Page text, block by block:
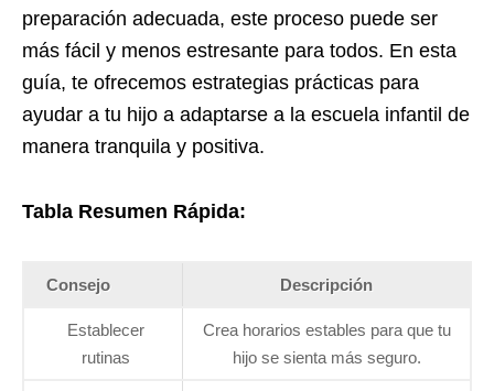
preparación adecuada, este proceso puede ser
más fácil y menos estresante para todos. En esta
guía, te ofrecemos estrategias prácticas para
ayudar a tu hijo a adaptarse a la escuela infantil de
manera tranquila y positiva.
Tabla Resumen Rápida:
Consejo Descripción
Establecer
rutinas
Crea horarios estables para que tu
hijo se sienta más seguro.